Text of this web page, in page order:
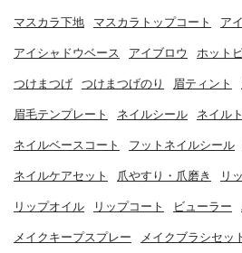
マスカラ下地 マスカラトップコート ア
アイシャドウベース アイブロウ ホット
つけまつげ つけまつげのり 眉ティント
眉毛テンプレート ネイルシール ネイル
ネイルベースコート フットネイルシール
ネイルケアセット 爪やすり・爪磨き リ
リップオイル リップコート ビューラー
メイクキープスプレー メイクブラシセッ